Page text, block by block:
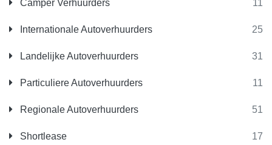
Camper Verhuurders 11
Internationale Autoverhuurders 25
Landelijke Autoverhuurders 31
Particuliere Autoverhuurders 11
Regionale Autoverhuurders 51
Shortlease 17